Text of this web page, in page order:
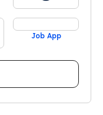
Job App